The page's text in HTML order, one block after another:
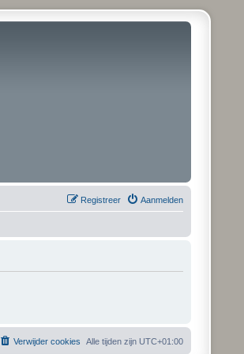
Aanmelden
Registreer
Alle tijden zijn UTC+01:00
Verwijder cookies